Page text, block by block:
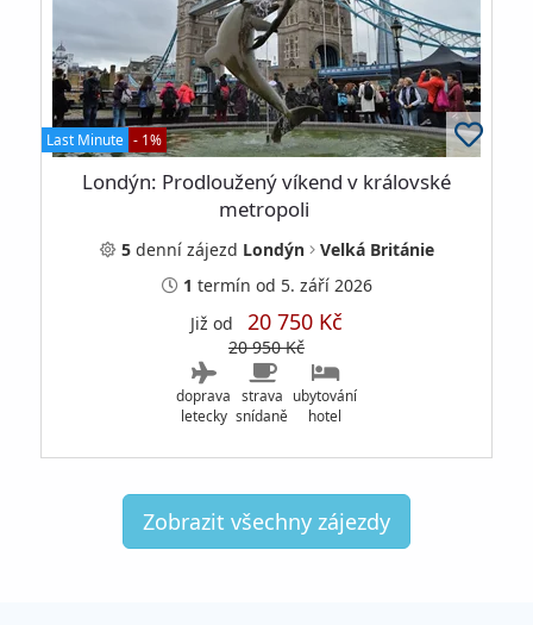
Last Minute - 1%
Londýn: Prodloužený víkend v královské
metropoli
5dennízájezd Londýn
Velká Británie
1 termín od 5. září 2026
Již od 20 750 Kč
20 950 Kč
doprava
letecky
strava
snídaně
ubytování
hotel
Zobrazit všechny zájezdy